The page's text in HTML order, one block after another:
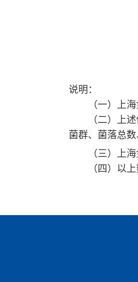
说明 ：
（一）
上
（二）上
菌群、菌落总
（三）
上
（四） 以